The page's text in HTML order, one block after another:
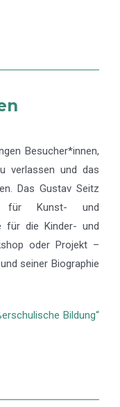
Besucher*innen,
verlassen und das
Das Gustav Seitz
für Kunst- und
für die Kinder- und
oder Projekt –
seiner Biographie
Bildung“